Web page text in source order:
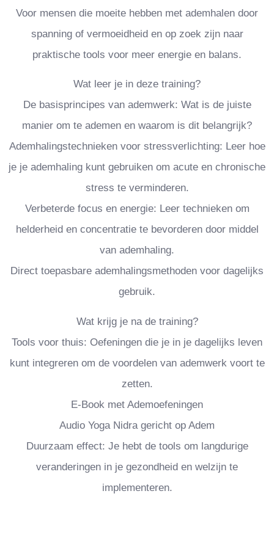
Voor mensen die moeite hebben met ademhalen door
spanning of vermoeidheid en op zoek zijn naar
praktische tools voor meer energie en balans.
Wat leer je in deze training?
De basisprincipes van ademwerk: Wat is de juiste
manier om te ademen en waarom is dit belangrijk?
Ademhalingstechnieken voor stressverlichting: Leer hoe
je je ademhaling kunt gebruiken om acute en chronische
stress te verminderen.
Verbeterde focus en energie: Leer technieken om
helderheid en concentratie te bevorderen door middel
van ademhaling.
Direct toepasbare ademhalingsmethoden voor dagelijks
gebruik.
Wat krijg je na de training?
Tools voor thuis: Oefeningen die je in je dagelijks leven
kunt integreren om de voordelen van ademwerk voort te
zetten.
E-Book met Ademoefeningen
Audio Yoga Nidra gericht op Adem
Duurzaam effect: Je hebt de tools om langdurige
veranderingen in je gezondheid en welzijn te
implementeren.